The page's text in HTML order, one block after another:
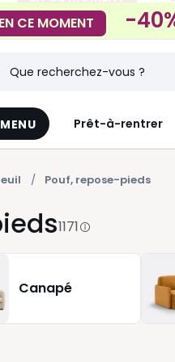
EN CE MOMENT -
Menu
MENU Prêt-à-rentrer
Pouf, repose-pieds
1171
Canapé